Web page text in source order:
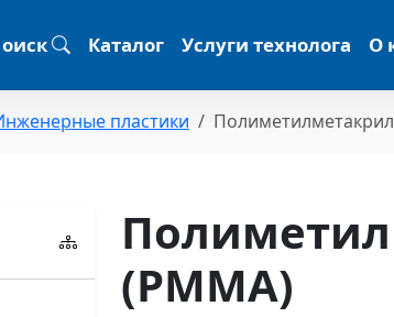
Каталог Услуги технолога О
пластики
(PMMA)